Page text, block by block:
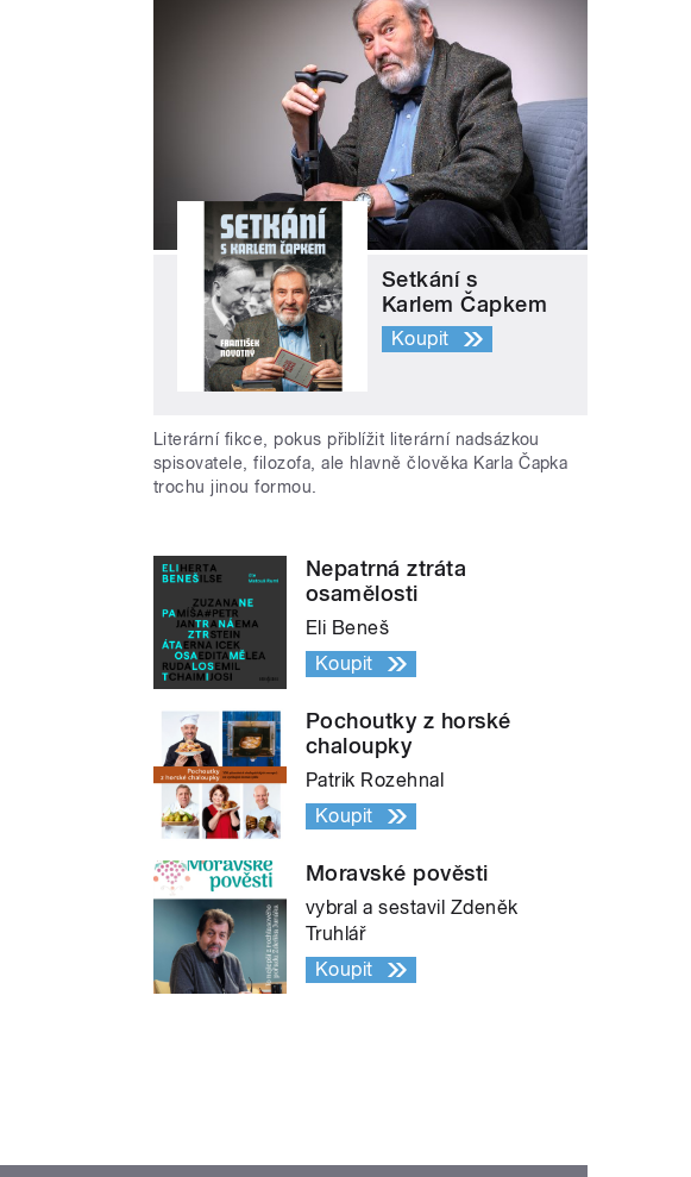
Setkání s
Karlem Čapkem
Koupit
Literární fikce, pokus přiblížit literární nadsázkou
spisovatele, filozofa, ale hlavně člověka Karla Čapka
trochu jinou formou.
Nepatrná ztráta
osamělosti
Eli Beneš
Koupit
Pochoutky z horské
chaloupky
Patrik Rozehnal
Koupit
Moravské pověsti
vybral a sestavil Zdeněk
Truhlář
Koupit